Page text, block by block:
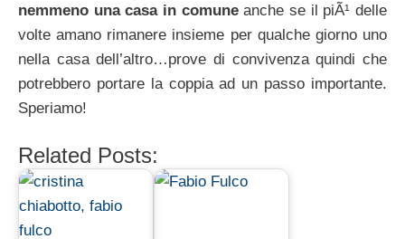
nemmeno una casa in comuneanche se il piÃ¹ delle
volte amano rimanere insieme per qualche giorno uno
nella casa dell’altro…prove di convivenza quindi che
potrebbero portare la coppia ad un passo importante.
Speriamo!
Related Posts: